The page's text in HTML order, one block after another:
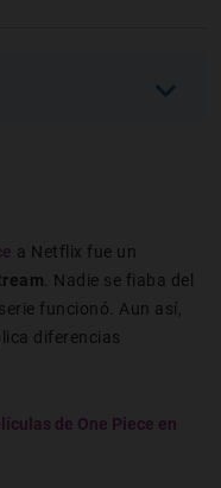
a Netflix fue un
. Nadie se fiaba del
funcionó. Aun así,
diferencias
de One Piece en